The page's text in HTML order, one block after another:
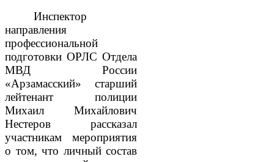
Инспектор
направления
профессиональной
подготовки ОРЛС Отдела
МВД России
«Арзамасский» старший
лейтенант полиции
Михаил Михайлович
Нестеров рассказал
участникам мероприятия
о том, что личный состав